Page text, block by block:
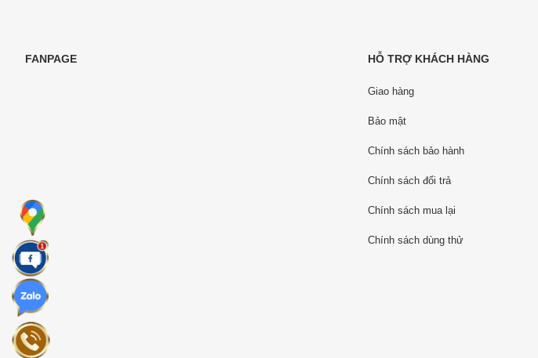
FANPAGE HỖ TRỢ KHÁCH HÀNG
Giao hàng
Bảo mật
Chính sách bảo hành
Chính sách đổi trả
Chính sách mua lại
Chính sách dùng thử